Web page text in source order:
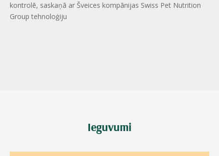
kontrolē, saskaņā ar Šveices kompānijas Swiss Pet Nutrition
Group tehnoloģiju
Ieguvumi